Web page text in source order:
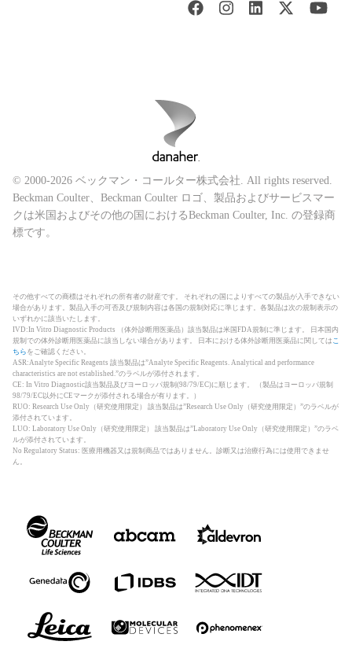
© 2000-2026 ベックマン・コールター株式会社. All rights reserved.
Beckman Coulter、Beckman Coulter ロゴ、製品およびサービスマー
クは米国およびその他の国におけるBeckman Coulter, Inc. の登録商
標です。
その他すべての商標はそれぞれの所有者の財産です。 それぞれの国によりすべての製品が入手できない
場合があります。製品入手の可否及び規制内容は各国の規制対応に準じます。各製品は次の規制表示の
いずれかに該当いたします。
IVD:In Vitro Diagnostic Products （体外診断用医薬品）該当製品は米国FDA規制に準じます。 日本国内
規制での体外診断用医薬品に該当しない場合があります。 日本における体外診断用医薬品に関しては こ
ちら をご確認ください。
ASR:Analyte Specific Reagents 該当製品は”Analyte Specific Reagents. Analytical and performance
characteristics are not established.”のラベルが添付されます。
CE: In Vitro Diagnostic該当製品及びヨーロッパ規制(98/79/EC)に順じます。 （製品はヨーロッパ規制
98/79/EC以外にCEマークが添付される場合が有ります。）
RUO: Research Use Only（研究使用限定） 該当製品は”Research Use Only（研究使用限定）”のラベルが
添付されています。
LUO: Laboratory Use Only（研究使用限定） 該当製品は”Laboratory Use Only（研究使用限定）”のラベ
ルが添付されています。
No Regulatory Status: 医療用機器又は規制商品ではありません。診断又は治療行為には使用できませ
ん。